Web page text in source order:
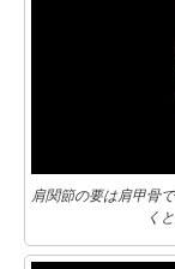
肩関節の要は肩甲骨
く